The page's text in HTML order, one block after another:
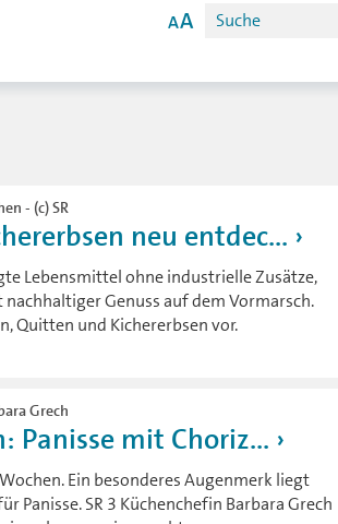
- (c) SR
neu entdec...
Lebensmittel ohne industrielle Zusätze,
Genuss auf dem Vormarsch.
Quitten und Kichererbsen vor.
Grech
Panisse mit Choriz...
Ein besonderes Augenmerk liegt
Panisse. SR 3 Küchenchefin Barbara Grech